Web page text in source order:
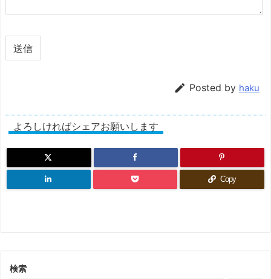
 Posted by haku
よろしければシェアお願いします
Copy
検索